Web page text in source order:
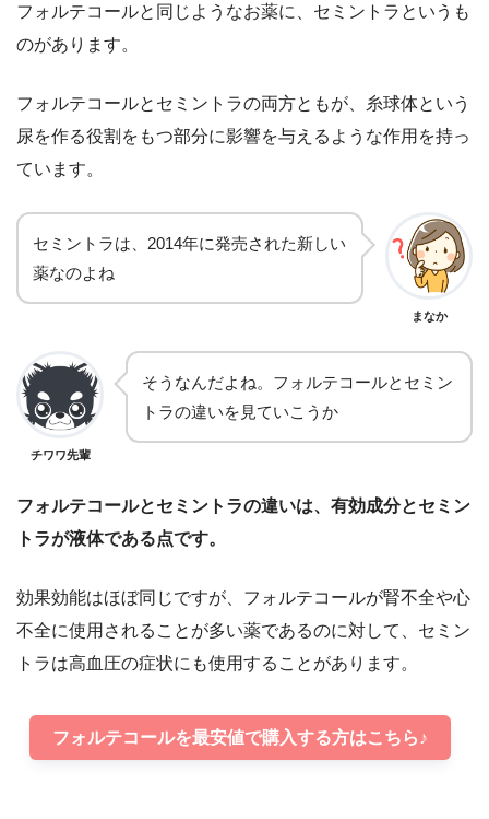
フォルテコールと同じようなお薬に、セミントラというも
のがあります。
フォルテコールとセミントラの両方ともが、糸球体という
尿を作る役割をもつ部分に影響を与えるような作用を持っ
ています。
セミントラは、2014年に発売された新しい
薬なのよね
まなか
チワワ先輩
そうなんだよね。フォルテコールとセミン
トラの違いを見ていこうか
フォルテコールとセミントラの違いは、有効成分とセミン
トラが液体である点です。
効果効能はほぼ同じですが、フォルテコールが腎不全や心
不全に使用されることが多い薬であるのに対して、セミン
トラは高血圧の症状にも使用することがあります。
フォルテコールを最安値で購入する方はこちら♪